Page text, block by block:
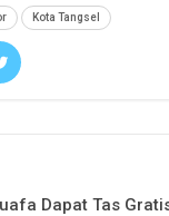
Kota Tangsel
Dapat Tas